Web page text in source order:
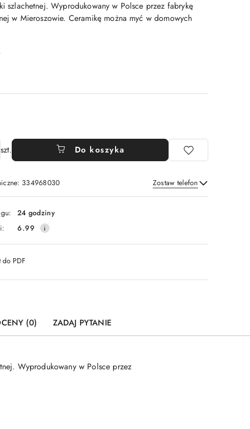
szlachetnej. Wyprodukowany w Polsce przez fabrykę
w Mieroszowie. Ceramikę można myć w domowych
szt. Do koszyka
334968030 Zostaw telefon
Wyślij
24 godziny
6.99
do PDF
(0) ZADAJ PYTANIE
Wyprodukowany w Polsce przez